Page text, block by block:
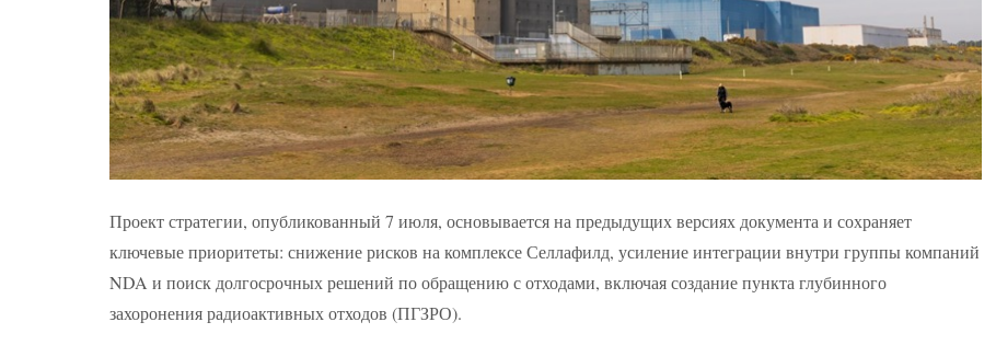
Проект стратегии, опубликованный 7 июля, основывается на предыдущих версиях документа и сохраняет
ключевые приоритеты: снижение рисков на комплексе Селлафилд, усиление интеграции внутри группы компаний
NDA и поиск долгосрочных решений по обращению с отходами, включая создание пункта глубинного
захоронения радиоактивных отходов (ПГЗРО).